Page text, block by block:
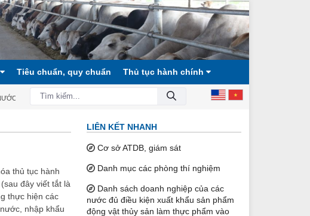
Tiêu chuẩn, quy chuẩn Thủ tục hành chính
MẠNH, XÃ HỘI CÔNG BẰNG, DÂN CHỦ, VĂN MINH!
thủ tục hành
đây viết tắt là
thực hiện các
nhập khẩu
LIÊN KẾT NHANH
Cơ sở ATDB, giám sát
Danh mục các phòng thí nghiệm
Danh sách doanh nghiệp của các
nước đủ điều kiện xuất khẩu sản phẩm
động vật thủy sản làm thực phẩm vào